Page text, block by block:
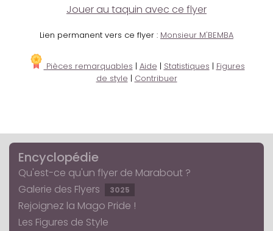
Jouer au taquin avec ce flyer
Lien permanent vers ce flyer : Monsieur M'BEMBA
Pièces remarquables | Aide | Statistiques | Figures
de style | Contribuer
Encyclopédie
Qu'est-ce qu'un flyer de Marabout ?
Galerie des Flyers
3025
Rejoignez la Mago Pride !
Les Figures de Style